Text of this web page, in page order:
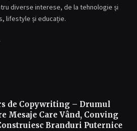
diverse interese, de la tehnologie și
lifestyle și educație.
de Copywriting – Drumul
Mesaje Care Vând, Conving
Branduri Puternice